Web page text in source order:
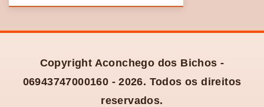
Copyright Aconchego dos Bichos -
06943747000160 - 2026. Todos os direitos
reservados.